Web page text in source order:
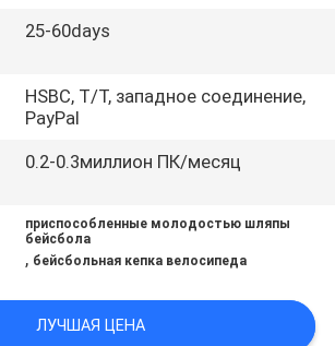
25-60days
HSBC, T/T, западное соединение,
PayPal
0.2-0.3миллион ПК/месяц
приспособленные молодостью шляпы
бейсбола
, бейсбольная кепка велосипеда
ЛУЧШАЯ ЦЕНА